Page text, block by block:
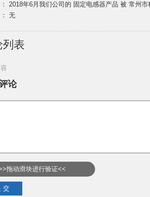
2018年6月我们公司的 固定电感器产品 被 常州
无
列表
论
拖动滑块进行验证<<